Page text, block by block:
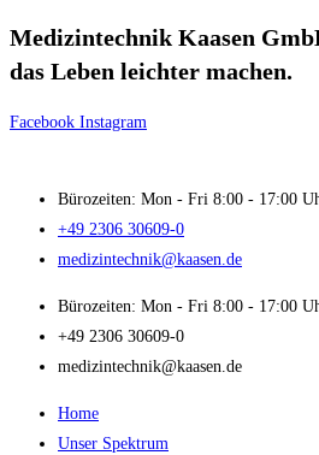
Zum
Inhalt
Medizintechnik Kaasen
das Leben leichter machen.
Facebook Instagram
Bürozeiten: Mon - Fri 8:00 - 17:00
+49 2306 30609-0
medizintechnik@kaasen.de
Bürozeiten: Mon - Fri 8:00 - 17:00
+49 2306 30609-0
medizintechnik@kaasen.de
Home
Unser Spektrum